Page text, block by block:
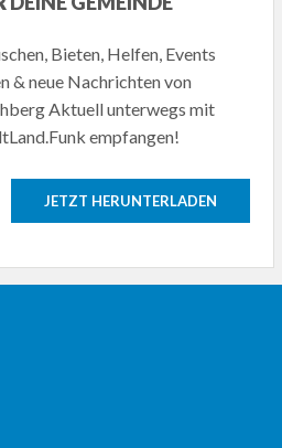
Bieten, Helfen, Events
& neue Nachrichten von
Aktuell unterwegs mit
empfangen!
JETZT HERUNTERLADEN